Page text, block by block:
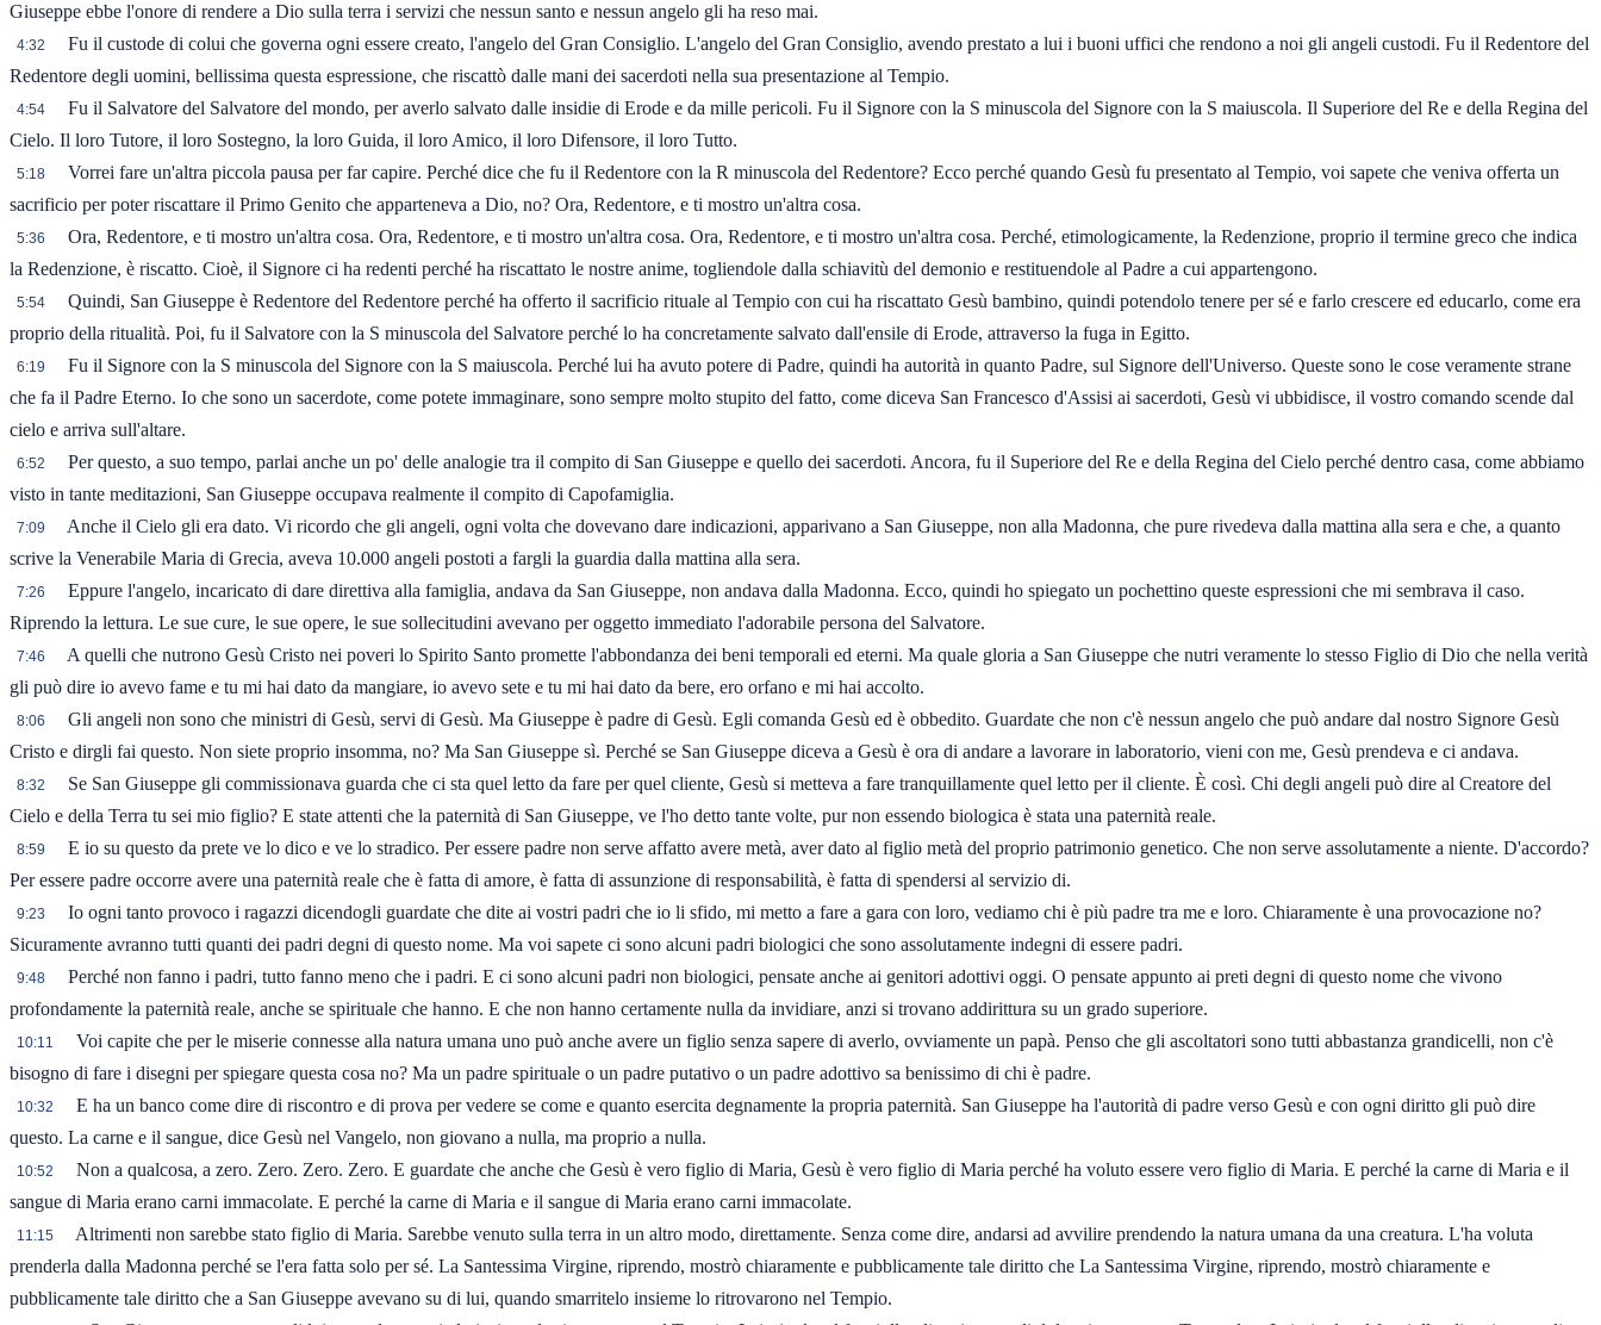
Giuseppe ebbe l'onore di rendere a Dio sulla terra i servizi che nessun santo e nessun angelo gli ha reso mai.
4:32
Fu il custode di colui che governa ogni essere creato, l'angelo del Gran Consiglio. L'angelo del Gran Consiglio, avendo prestato a lui i buoni uffici che rendono a noi gli angeli custodi. Fu il Redentore del
Redentore degli uomini, bellissima questa espressione, che riscattò dalle mani dei sacerdoti nella sua presentazione al Tempio.
4:54
Fu il Salvatore del Salvatore del mondo, per averlo salvato dalle insidie di Erode e da mille pericoli. Fu il Signore con la S minuscola del Signore con la S maiuscola. Il Superiore del Re e della Regina del
Cielo. Il loro Tutore, il loro Sostegno, la loro Guida, il loro Amico, il loro Difensore, il loro Tutto.
5:18
Vorrei fare un'altra piccola pausa per far capire. Perché dice che fu il Redentore con la R minuscola del Redentore? Ecco perché quando Gesù fu presentato al Tempio, voi sapete che veniva offerta un
sacrificio per poter riscattare il Primo Genito che apparteneva a Dio, no? Ora, Redentore, e ti mostro un'altra cosa.
5:36
Ora, Redentore, e ti mostro un'altra cosa. Ora, Redentore, e ti mostro un'altra cosa. Ora, Redentore, e ti mostro un'altra cosa. Perché, etimologicamente, la Redenzione, proprio il termine greco che indica
la Redenzione, è riscatto. Cioè, il Signore ci ha redenti perché ha riscattato le nostre anime, togliendole dalla schiavitù del demonio e restituendole al Padre a cui appartengono.
5:54
Quindi, San Giuseppe è Redentore del Redentore perché ha offerto il sacrificio rituale al Tempio con cui ha riscattato Gesù bambino, quindi potendolo tenere per sé e farlo crescere ed educarlo, come era
proprio della ritualità. Poi, fu il Salvatore con la S minuscola del Salvatore perché lo ha concretamente salvato dall'ensile di Erode, attraverso la fuga in Egitto.
6:19
Fu il Signore con la S minuscola del Signore con la S maiuscola. Perché lui ha avuto potere di Padre, quindi ha autorità in quanto Padre, sul Signore dell'Universo. Queste sono le cose veramente strane
che fa il Padre Eterno. Io che sono un sacerdote, come potete immaginare, sono sempre molto stupito del fatto, come diceva San Francesco d'Assisi ai sacerdoti, Gesù vi ubbidisce, il vostro comando scende dal
cielo e arriva sull'altare.
6:52
Per questo, a suo tempo, parlai anche un po' delle analogie tra il compito di San Giuseppe e quello dei sacerdoti. Ancora, fu il Superiore del Re e della Regina del Cielo perché dentro casa, come abbiamo
visto in tante meditazioni, San Giuseppe occupava realmente il compito di Capofamiglia.
7:09
Anche il Cielo gli era dato. Vi ricordo che gli angeli, ogni volta che dovevano dare indicazioni, apparivano a San Giuseppe, non alla Madonna, che pure rivedeva dalla mattina alla sera e che, a quanto
scrive la Venerabile Maria di Grecia, aveva 10.000 angeli postoti a fargli la guardia dalla mattina alla sera.
7:26
Eppure l'angelo, incaricato di dare direttiva alla famiglia, andava da San Giuseppe, non andava dalla Madonna. Ecco, quindi ho spiegato un pochettino queste espressioni che mi sembrava il caso.
Riprendo la lettura. Le sue cure, le sue opere, le sue sollecitudini avevano per oggetto immediato l'adorabile persona del Salvatore.
7:46
A quelli che nutrono Gesù Cristo nei poveri lo Spirito Santo promette l'abbondanza dei beni temporali ed eterni. Ma quale gloria a San Giuseppe che nutri veramente lo stesso Figlio di Dio che nella verità
gli può dire io avevo fame e tu mi hai dato da mangiare, io avevo sete e tu mi hai dato da bere, ero orfano e mi hai accolto.
8:06
Gli angeli non sono che ministri di Gesù, servi di Gesù. Ma Giuseppe è padre di Gesù. Egli comanda Gesù ed è obbedito. Guardate che non c'è nessun angelo che può andare dal nostro Signore Gesù
Cristo e dirgli fai questo. Non siete proprio insomma, no? Ma San Giuseppe sì. Perché se San Giuseppe diceva a Gesù è ora di andare a lavorare in laboratorio, vieni con me, Gesù prendeva e ci andava.
8:32
Se San Giuseppe gli commissionava guarda che ci sta quel letto da fare per quel cliente, Gesù si metteva a fare tranquillamente quel letto per il cliente. È così. Chi degli angeli può dire al Creatore del
Cielo e della Terra tu sei mio figlio? E state attenti che la paternità di San Giuseppe, ve l'ho detto tante volte, pur non essendo biologica è stata una paternità reale.
8:59
E io su questo da prete ve lo dico e ve lo stradico. Per essere padre non serve affatto avere metà, aver dato al figlio metà del proprio patrimonio genetico. Che non serve assolutamente a niente. D'accordo?
Per essere padre occorre avere una paternità reale che è fatta di amore, è fatta di assunzione di responsabilità, è fatta di spendersi al servizio di.
9:23
Io ogni tanto provoco i ragazzi dicendogli guardate che dite ai vostri padri che io li sfido, mi metto a fare a gara con loro, vediamo chi è più padre tra me e loro. Chiaramente è una provocazione no?
Sicuramente avranno tutti quanti dei padri degni di questo nome. Ma voi sapete ci sono alcuni padri biologici che sono assolutamente indegni di essere padri.
9:48
Perché non fanno i padri, tutto fanno meno che i padri. E ci sono alcuni padri non biologici, pensate anche ai genitori adottivi oggi. O pensate appunto ai preti degni di questo nome che vivono
profondamente la paternità reale, anche se spirituale che hanno. E che non hanno certamente nulla da invidiare, anzi si trovano addirittura su un grado superiore.
10:11
Voi capite che per le miserie connesse alla natura umana uno può anche avere un figlio senza sapere di averlo, ovviamente un papà. Penso che gli ascoltatori sono tutti abbastanza grandicelli, non c'è
bisogno di fare i disegni per spiegare questa cosa no? Ma un padre spirituale o un padre putativo o un padre adottivo sa benissimo di chi è padre.
10:32
E ha un banco come dire di riscontro e di prova per vedere se come e quanto esercita degnamente la propria paternità. San Giuseppe ha l'autorità di padre verso Gesù e con ogni diritto gli può dire
questo. La carne e il sangue, dice Gesù nel Vangelo, non giovano a nulla, ma proprio a nulla.
10:52
Non a qualcosa, a zero. Zero. Zero. Zero. E guardate che anche che Gesù è vero figlio di Maria, Gesù è vero figlio di Maria perché ha voluto essere vero figlio di Maria. E perché la carne di Maria e il
sangue di Maria erano carni immacolate. E perché la carne di Maria e il sangue di Maria erano carni immacolate.
11:15
Altrimenti non sarebbe stato figlio di Maria. Sarebbe venuto sulla terra in un altro modo, direttamente. Senza come dire, andarsi ad avvilire prendendo la natura umana da una creatura. L'ha voluta
prenderla dalla Madonna perché se l'era fatta solo per sé. La Santessima Virgine, riprendo, mostrò chiaramente e pubblicamente tale diritto che La Santessima Virgine, riprendo, mostrò chiaramente e
pubblicamente tale diritto che a San Giuseppe avevano su di lui, quando smarritelo insieme lo ritrovarono nel Tempio.